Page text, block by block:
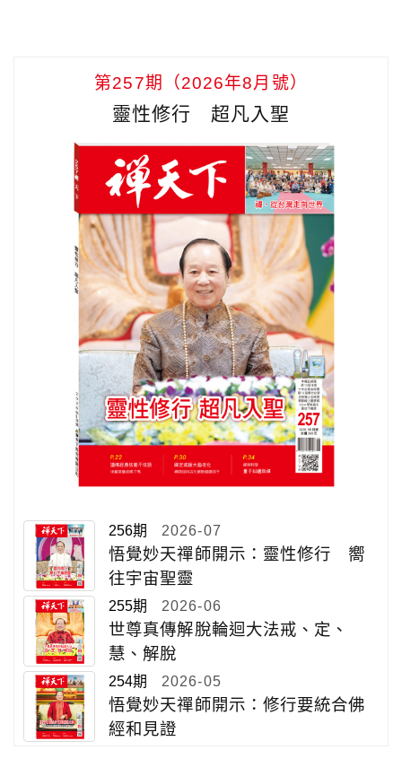
第257期（2026年8月號）
靈性修行 超凡入聖
256期 2026-07
悟覺妙天禪師開示：靈性修行 嚮
往宇宙聖靈
255期 2026-06
世尊真傳解脫輪迴大法戒、定、
慧、解脫
254期 2026-05
悟覺妙天禪師開示：修行要統合佛
經和見證